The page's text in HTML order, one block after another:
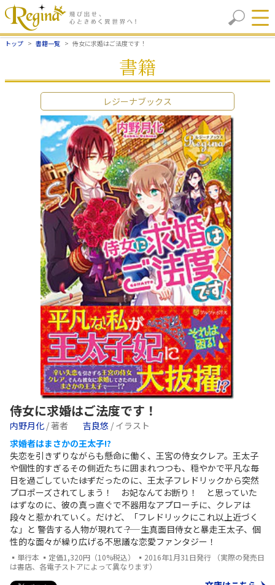
トップ 書籍一覧 侍女に求婚はご法度です！
書籍
レジーナブックス
侍女に求婚はご法度です！
内野月化 / 著者 吉良悠 / イラスト
求婚者はまさかの王太子!?
失恋を引きずりながらも懸命に働く、王宮の侍女クレア。王太子
や個性的すぎるその側近たちに囲まれつつも、穏やかで平凡な毎
日を過ごしていた――はずだったのに、王太子フレドリックから突然
プロポーズされてしまう！ お妃なんてお断り！ と思っていた
はずなのに、彼の真っ直ぐで不器用なアプローチに、クレアは
段々と惹かれていく。だけど、「フレドリックにこれ以上近づく
な」と 警告する人物が現れて――？ 生真面目侍女と暴走王太子、個
性的な面々が繰り広げる不思議な恋愛ファンタジー！
▪単行本 ▪定価1,320円（10%税込） ▪2016年1月31日発行 （実際の発売日
は書店、各電子ストアによって異なります）